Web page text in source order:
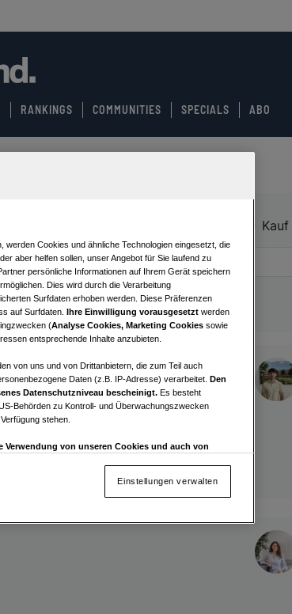
RANKINGS COMMUNITIES SPECIALS ABO
Kauf
Anbindung
Cookies und ähnliche Technologien eingesetzt, die
aber helfen sollen, unser Angebot für Sie laufend zu
persönliche Informationen auf Ihrem Gerät speichern
Dies wird durch die Verarbeitung
Surfdaten erhoben werden. Diese Präferenzen
auf Surfdaten. Ihre Einwilligung vorausgesetzt werden
(Analyse Cookies, Marketing Cookies sowie
entsprechende Inhalte anzubieten.
von uns und von Drittanbietern, die zum Teil auch
Daten (z.B. IP-Adresse) verarbeitet. Den
Datenschutzniveau bescheinigt. Es besteht
Behörden zu Kontroll- und Überwachungszwecken
stehen.
von unseren Cookies und auch von
Folgendes bereitzustellen:
Identifikation aktiv abfragen. Speichern von oder Zugriff
und Verbesserung von Angeboten.
Einstellungen verwalten